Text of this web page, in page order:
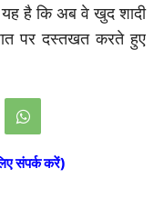
है कि अब वे खुद शादी
पर दस्तखत करते हुए
संपर्क करें)